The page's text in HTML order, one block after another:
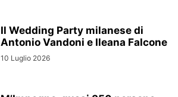
Il Wedding Party milanese di
Antonio Vandoni e Ileana Falcone
10 Luglio 2026